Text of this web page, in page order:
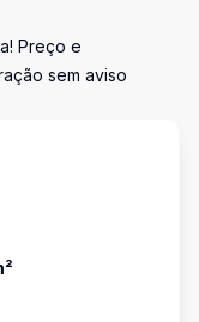
Preço e
sem aviso